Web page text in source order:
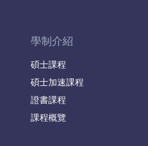
學制介紹
碩士課程
碩士加速課程
證書課程
課程概覽